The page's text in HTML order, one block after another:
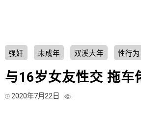
强奸 未成年 双溪大年 性行为
与16岁女友性交 拖车
2020年7月22日